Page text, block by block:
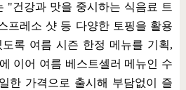
"건강과 맛을 중시하는 식음료 트
프레소 샷 등 다양한 토핑을 활용
록 여름 시즌 한정 메뉴를 기획,
이어 여름 베스트셀러 메뉴인 수
한 가격으로 출시해 부담없이 즐